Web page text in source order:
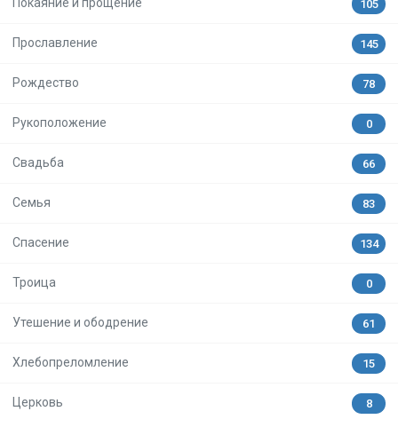
105
Прославление 145
Рождество 78
Рукоположение 0
Свадьба 66
Семья 83
Спасение 134
Троица 0
Утешение и ободрение 61
Хлебопреломление 15
Церковь 8